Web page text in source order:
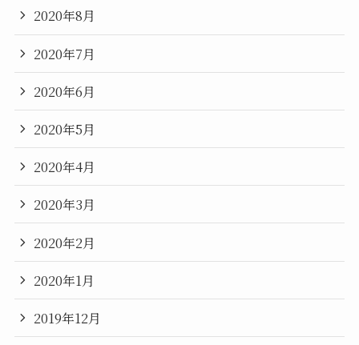
2020年8月
2020年7月
2020年6月
2020年5月
2020年4月
2020年3月
2020年2月
2020年1月
2019年12月